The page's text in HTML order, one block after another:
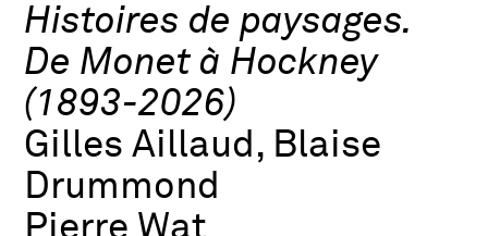
Histoires de paysages.
De Monet à Hockney
(1893-2026)
Gilles Aillaud, Blaise
Drummond
Pierre Wat